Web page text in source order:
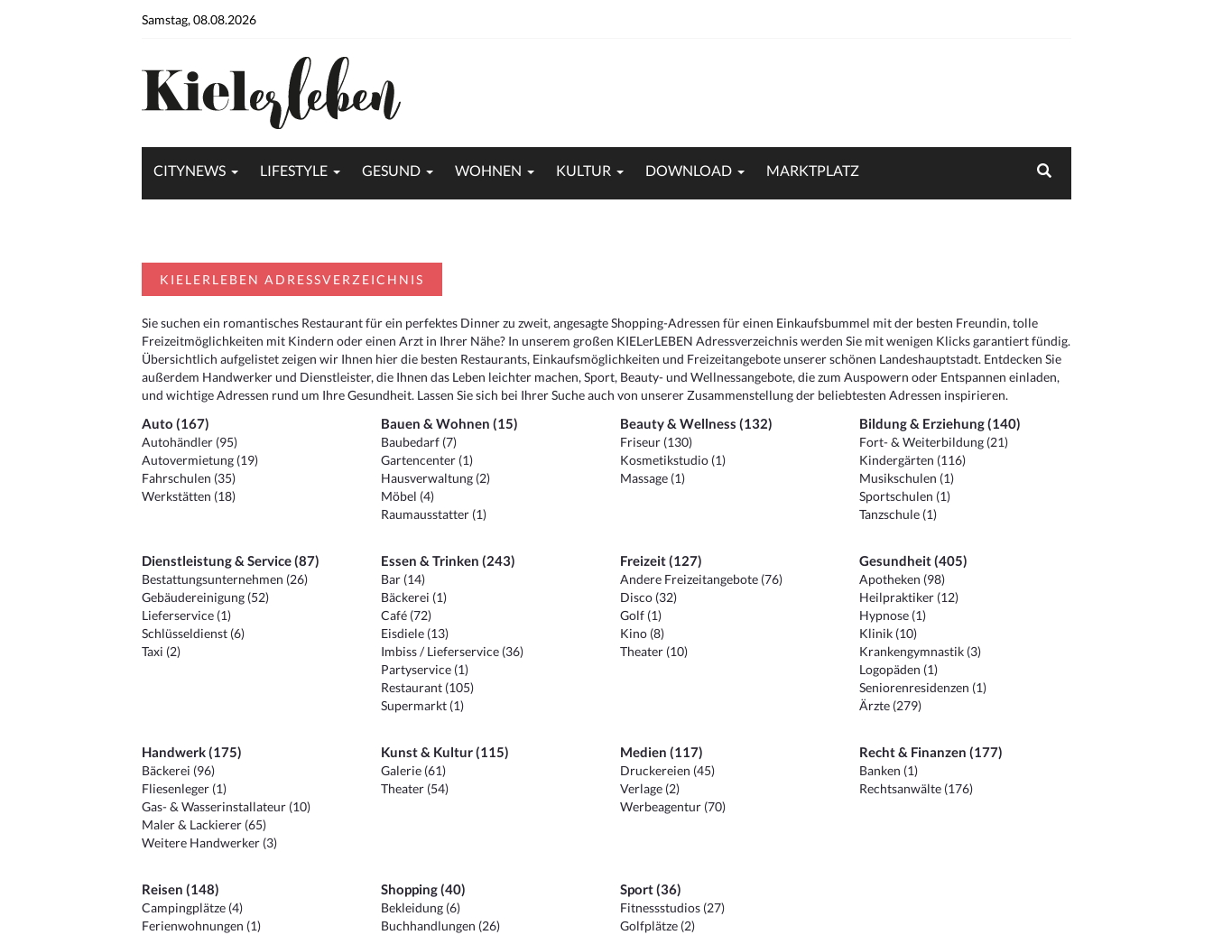
Samstag, 08.08.2026
CITYNEWS LIFESTYLE GESUND WOHNEN KULTUR DOWNLOAD MARKTPLATZ
KIELERLEBEN ADRESSVERZEICHNIS
Sie suchen ein romantisches Restaurant für ein perfektes Dinner zu zweit, angesagte Shopping-Adressen für einen Einkaufsbummel mit der besten Freundin, tolle
Freizeitmöglichkeiten mit Kindern oder einen Arzt in Ihrer Nähe? In unserem großen KIELerLEBEN Adressverzeichnis werden Sie mit wenigen Klicks garantiert fündig.
Übersichtlich aufgelistet zeigen wir Ihnen hier die besten Restaurants, Einkaufsmöglichkeiten und Freizeitangebote unserer schönen Landeshauptstadt. Entdecken Sie
außerdem Handwerker und Dienstleister, die Ihnen das Leben leichter machen, Sport, Beauty- und Wellnessangebote, die zum Auspowern oder Entspannen einladen,
und wichtige Adressen rund um Ihre Gesundheit. Lassen Sie sich bei Ihrer Suche auch von unserer Zusammenstellung der beliebtesten Adressen inspirieren.
Auto (167)
Autohändler (95)
Autovermietung (19)
Fahrschulen (35)
Werkstätten (18)
Bauen & Wohnen (15)
Baubedarf (7)
Gartencenter (1)
Hausverwaltung (2)
Möbel (4)
Raumausstatter (1)
Beauty & Wellness (132)
Friseur (130)
Kosmetikstudio (1)
Massage (1)
Bildung & Erziehung (140)
Fort- & Weiterbildung (21)
Kindergärten (116)
Musikschulen (1)
Sportschulen (1)
Tanzschule (1)
Dienstleistung & Service (87)
Bestattungsunternehmen (26)
Gebäudereinigung (52)
Lieferservice (1)
Schlüsseldienst (6)
Taxi (2)
Essen & Trinken (243)
Bar (14)
Bäckerei (1)
Café (72)
Eisdiele (13)
Imbiss / Lieferservice (36)
Partyservice (1)
Restaurant (105)
Supermarkt (1)
Freizeit (127)
Andere Freizeitangebote (76)
Disco (32)
Golf (1)
Kino (8)
Theater (10)
Gesundheit (405)
Apotheken (98)
Heilpraktiker (12)
Hypnose (1)
Klinik (10)
Krankengymnastik (3)
Logopäden (1)
Seniorenresidenzen (1)
Ärzte (279)
Handwerk (175)
Bäckerei (96)
Fliesenleger (1)
Gas- & Wasserinstallateur (10)
Maler & Lackierer (65)
Weitere Handwerker (3)
Kunst & Kultur (115)
Galerie (61)
Theater (54)
Medien (117)
Druckereien (45)
Verlage (2)
Werbeagentur (70)
Recht & Finanzen (177)
Banken (1)
Rechtsanwälte (176)
Reisen (148)
Campingplätze (4)
Ferienwohnungen (1)
Shopping (40)
Bekleidung (6)
Buchhandlungen (26)
Sport (36)
Fitnessstudios (27)
Golfplätze (2)